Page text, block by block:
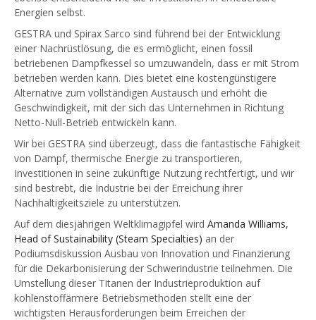
Energien selbst.
GESTRA und Spirax Sarco sind führend bei der Entwicklung
einer Nachrüstlösung, die es ermöglicht, einen fossil
betriebenen Dampfkessel so umzuwandeln, dass er mit Strom
betrieben werden kann. Dies bietet eine kostengünstigere
Alternative zum vollständigen Austausch und erhöht die
Geschwindigkeit, mit der sich das Unternehmen in Richtung
Netto-Null-Betrieb entwickeln kann.
Wir bei GESTRA sind überzeugt, dass die fantastische Fähigkeit
von Dampf, thermische Energie zu transportieren,
Investitionen in seine zukünftige Nutzung rechtfertigt, und wir
sind bestrebt, die Industrie bei der Erreichung ihrer
Nachhaltigkeitsziele zu unterstützen.
Auf dem diesjährigen Weltklimagipfel wird Amanda Williams,
Head of Sustainability (Steam Specialties) an der
Podiumsdiskussion Ausbau von Innovation und Finanzierung
für die Dekarbonisierung der Schwerindustrie teilnehmen. Die
Umstellung dieser Titanen der Industrieproduktion auf
kohlenstoffärmere Betriebsmethoden stellt eine der
wichtigsten Herausforderungen beim Erreichen der